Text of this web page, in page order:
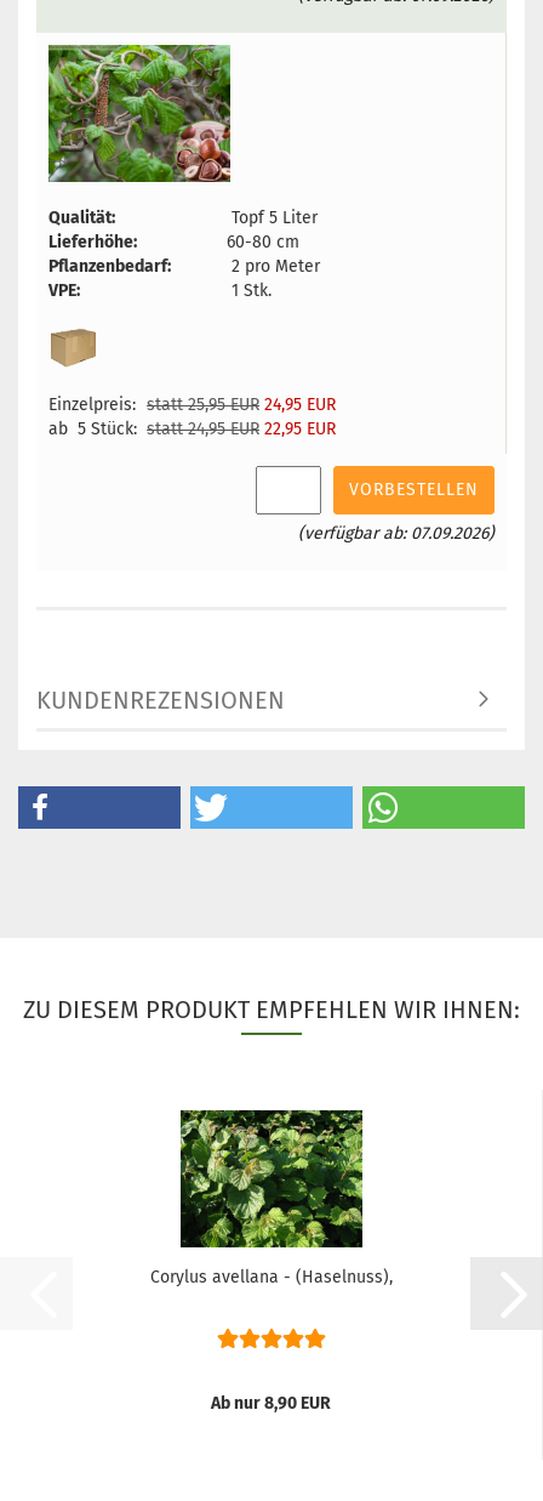
Qualität:
Topf 5 Liter
Lieferhöhe:
60-80 cm
Pflanzenbedarf:
2 pro Meter
VPE:
1 Stk.
Einzelpreis: statt 25,95 EUR 24,95 EUR
ab 5 Stück: statt 24,95 EUR 22,95 EUR
VORBESTELLEN
(verfügbar ab: 07.09.2026)
KUNDENREZENSIONEN
ZU DIESEM PRODUKT EMPFEHLEN WIR IHNEN:
Corylus avellana - (Haselnuss),
Ab nur 8,90 EUR